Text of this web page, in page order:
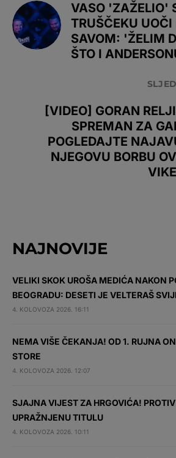
VASO 'ZAŽELIO'
TRUŠČEKU
SAVOM: 'ŽELIM
ŠTO I
[VIDEO] GORAN
SPREMAN ZA
POGLEDAJTE
NJEGOVU BORBU
NAJNOVIJE
VELIKI SKOK UROŠA MEDIĆA NAKON
BEOGRADU: DESETI JE VELTERAŠ
4. KOLOVOZA 2026. 16:11
NEMA VIŠE ČEKANJA! OD 1. RUJNA
STORE
4. KOLOVOZA 2026. 12:07
SJAJNA VIJEST ZA HRGOVIĆA!
UPRAŽNJENU TITULU
4. KOLOVOZA 2026. 10:11